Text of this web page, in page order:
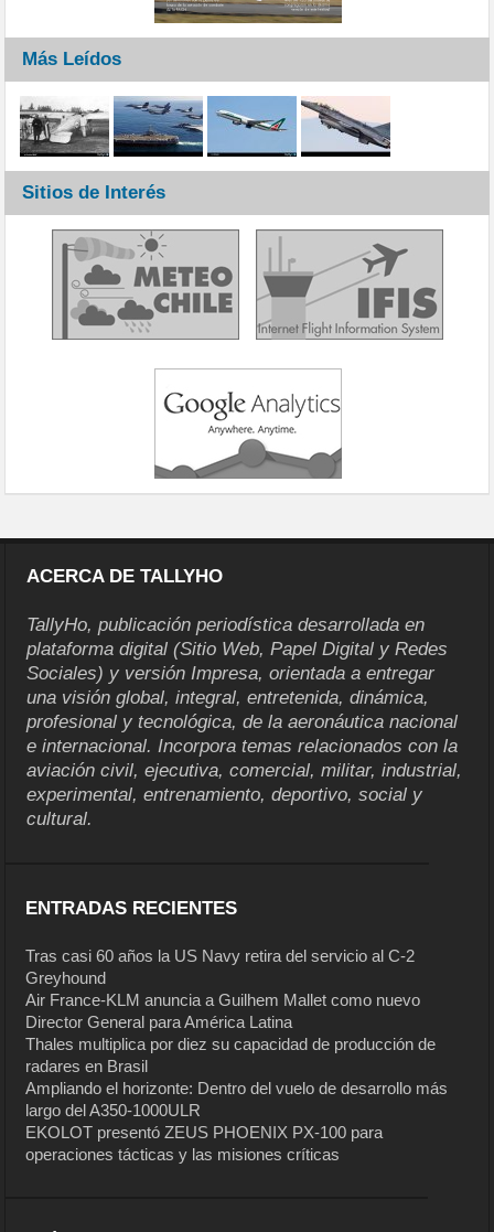
Más Leídos
Sitios de Interés
ACERCA DE TALLYHO
TallyHo, publicación periodística desarrollada en
plataforma digital (Sitio Web, Papel Digital y Redes
Sociales) y versión Impresa, orientada a entregar
una visión global, integral, entretenida, dinámica,
profesional y tecnológica, de la aeronáutica nacional
e internacional. Incorpora temas relacionados con la
aviación civil, ejecutiva, comercial, militar, industrial,
experimental, entrenamiento, deportivo, social y
cultural.
ENTRADAS RECIENTES
Tras casi 60 años la US Navy retira del servicio al C-2
Greyhound
Air France-KLM anuncia a Guilhem Mallet como nuevo
Director General para América Latina
Thales multiplica por diez su capacidad de producción de
radares en Brasil
Ampliando el horizonte: Dentro del vuelo de desarrollo más
largo del A350-1000ULR
EKOLOT presentó ZEUS PHOENIX PX-100 para
operaciones tácticas y las misiones críticas